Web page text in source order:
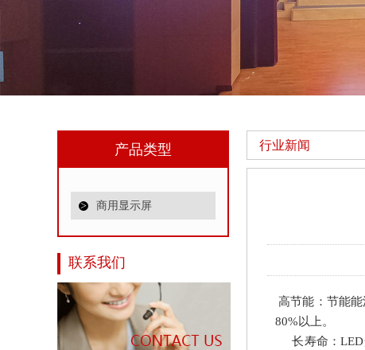
产品类型
> 商用显示屏
联系我们
行业新闻
高节能：节能
80%以上。
长寿命：LED